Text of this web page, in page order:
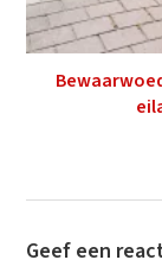
Geef een